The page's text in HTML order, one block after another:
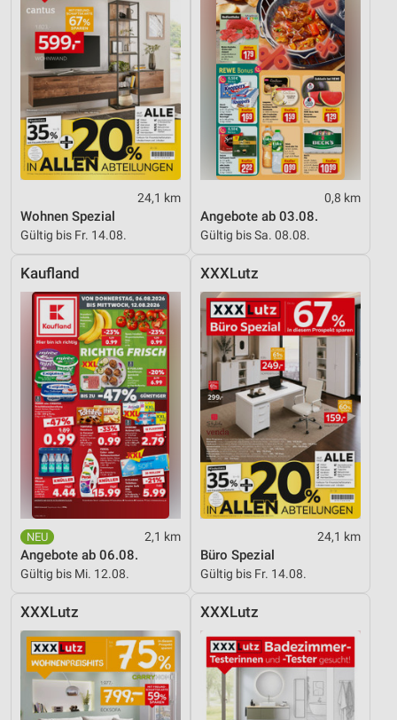
24,1 km
Wohnen Spezial
Gültig bis Fr. 14.08.
0,8 km
Angebote ab 03.08.
Gültig bis Sa. 08.08.
Kaufland
2,1 km
Angebote ab 06.08.
Gültig bis Mi. 12.08.
XXXLutz
24,1 km
Büro Spezial
Gültig bis Fr. 14.08.
XXXLutz XXXLutz